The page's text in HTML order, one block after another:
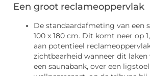
Een groot reclameoppervlak
De standaardafmeting van een
100 x 180 cm. Dit komt neer op
aan potentieel
zichtbaarheid wanneer dit
een saunabank, over een